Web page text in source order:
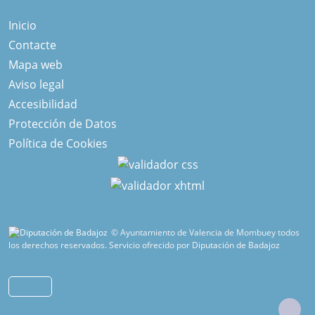
Inicio
Contacte
Mapa web
Aviso legal
Accesibilidad
Protección de Datos
Política de Cookies
© Ayuntamiento de Valencia de Mombuey todos
los derechos reservados.Servicio ofrecido por Diputación de Badajoz